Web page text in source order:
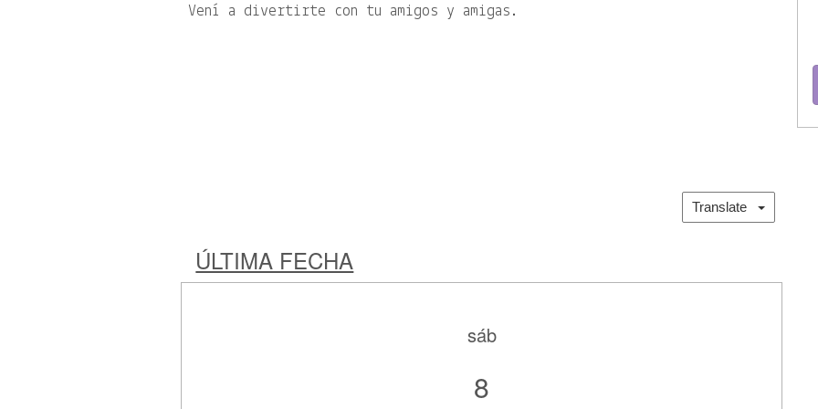
Vení a divertirte con tu amigos y amigas.
Translate
ÚLTIMA FECHA
sáb
8